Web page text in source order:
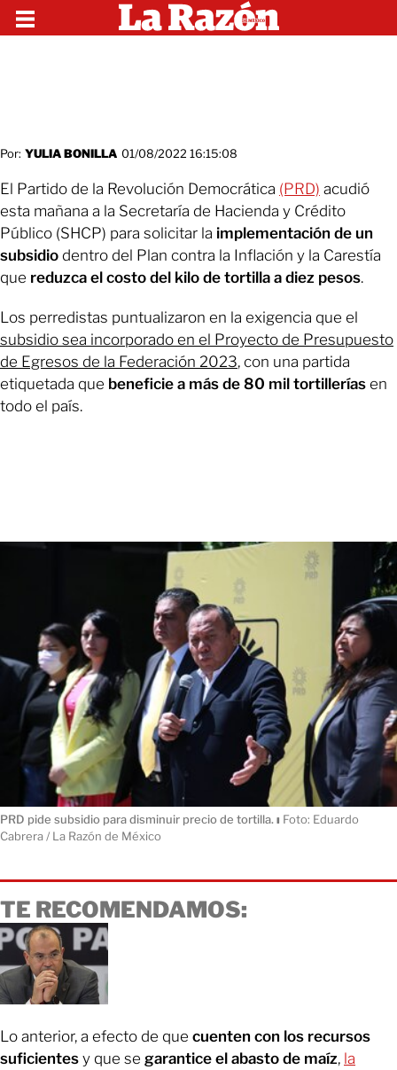
Por: YULIA BONILLA 01/08/2022 16:15:08
El Partido de la Revolución Democrática (PRD) acudió
esta mañana a la Secretaría de Hacienda y Crédito
Público (SHCP) para solicitar la implementación de un
subsidio dentro del Plan contra la Inflación y la Carestía
que reduzca el costo del kilo de tortilla a diez pesos.
Los perredistas puntualizaron en la exigencia que el
subsidio sea incorporado en el Proyecto de Presupuesto
de Egresos de la Federación 2023, con una partida
etiquetada que beneficie a más de 80 mil tortillerías en
todo el país.
PRD pide subsidio para disminuir precio de tortilla. ı Foto: Eduardo
Cabrera / La Razón de México
TE RECOMENDAMOS:
Lo anterior, a efecto de que cuenten con los recursos
suficientes y que se garantice el abasto de maíz, la